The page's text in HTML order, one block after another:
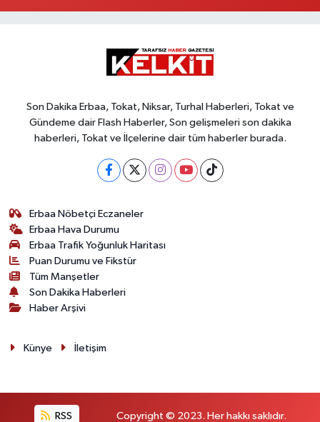
Son Dakika Erbaa, Tokat, Niksar, Turhal Haberleri, Tokat ve
Gündeme dair Flash Haberler, Son gelişmeleri son dakika
haberleri, Tokat ve İlçelerine dair tüm haberler burada.
Erbaa Nöbetçi Eczaneler
Erbaa Hava Durumu
Erbaa Trafik Yoğunluk Haritası
Puan Durumu ve Fikstür
Tüm Manşetler
Son Dakika Haberleri
Haber Arşivi
Künye İletişim
RSS Copyright © 2023. Her hakkı saklıdır.